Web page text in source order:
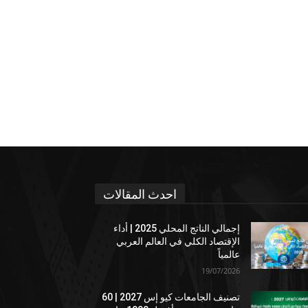
احدث المقالات
إجمالي الناتج المحلي 2025 | أداء
الإقتصاد الكلي في العالم العربي
عالمياً
19/07/2026
تصنيف الجامعات كيو إس 2027 | 60